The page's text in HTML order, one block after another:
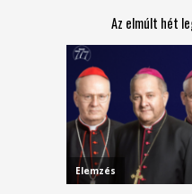
Az elmúlt hét